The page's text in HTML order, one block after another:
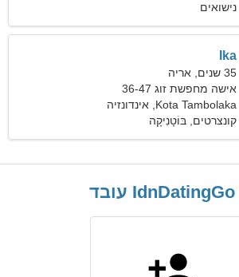
נישואים
Ika
35 שנים, אריה
אישה מחפשת זוג 36-47
Kota Tambolaka, אינדונזיה
קונצרטים, בּוֹטָנִיקָה